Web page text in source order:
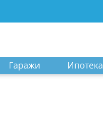
Гаражи Ипотека